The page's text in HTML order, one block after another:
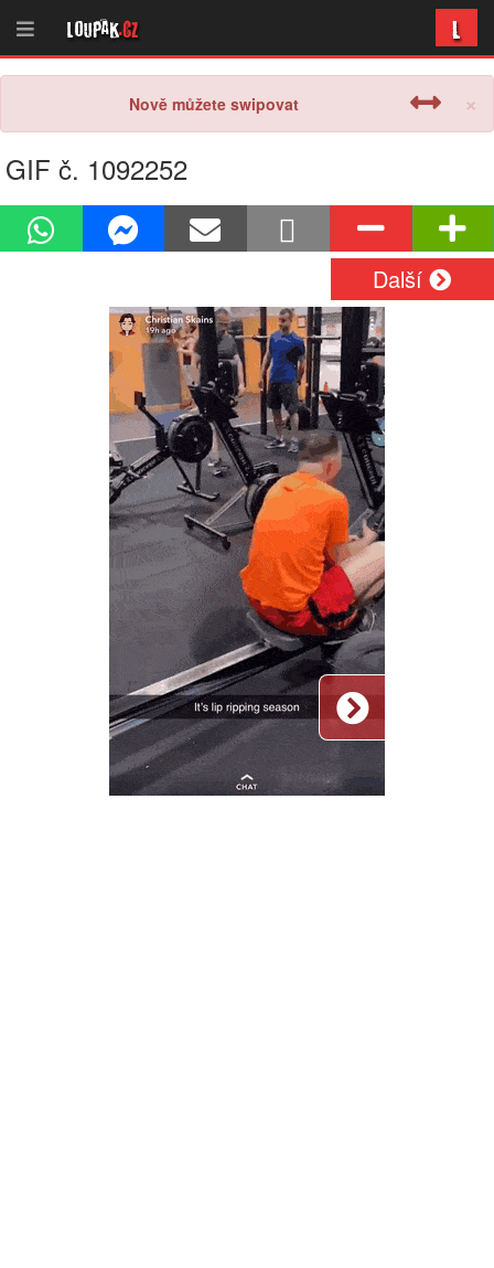
Loupak.cz L
×
Nově můžete swipovat
GIF č. 1092252
Další